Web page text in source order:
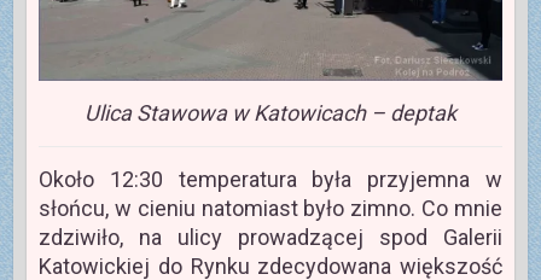
Ulica Stawowa w Katowicach – deptak
Około 12:30 temperatura była przyjemna w
słońcu, w cieniu natomiast było zimno. Co mnie
zdziwiło, na ulicy prowadzącej spod Galerii
Katowickiej do Rynku zdecydowana większość